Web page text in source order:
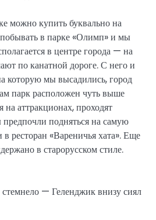
можно купить буквально на
в парке «Олимп» и мы
в центре города — на
по канатной дороге. С него и
которую мы высадились, город
парк расположен чуть выше
аттракционах, проходят
подняться на самую
ресторан «Вареничья хата». Еще
в старорусском стиле.
— Геленджик внизу сиял